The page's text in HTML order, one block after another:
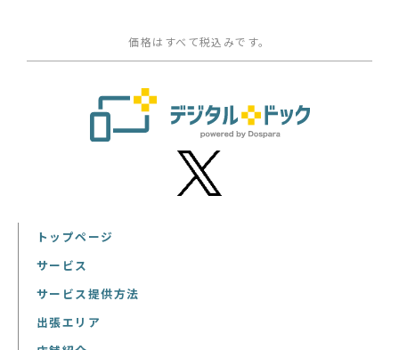
価格はすべて税込みです。
トップページ
サービス
サービス提供方法
出張エリア